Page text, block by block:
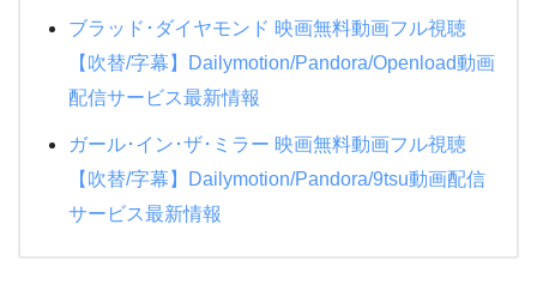
ブラッド･ダイヤモンド 映画無料動画フル視聴
【吹替/字幕】Dailymotion/Pandora/Openload動画
配信サービス最新情報
ガール･イン･ザ･ミラー 映画無料動画フル視聴
【吹替/字幕】Dailymotion/Pandora/9tsu動画配信
サービス最新情報